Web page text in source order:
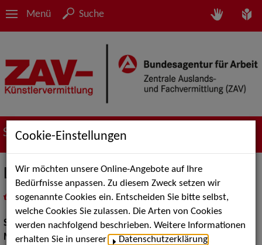
Menü Suche
Suche nach Künstler*innen
Lukas Mayer
als PDF speichern
inMeine Merklistelegen
Schauspiel:Bühne
Musical:Darsteller, Sänger, Tänzer
Cookie-Einstellungen
Wir möchten unsere Online-Angebote auf Ihre
Bedürfnisse anpassen. Zu diesem Zweck setzen wir
sogenannte Cookies ein. Entscheiden Sie bitte selbst,
welche Cookies Sie zulassen. Die Arten von Cookies
werden nachfolgend beschrieben. Weitere Informationen
erhalten Sie in unserer
Datenschutzerklärung